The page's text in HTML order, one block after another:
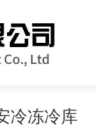
冷冻冷库